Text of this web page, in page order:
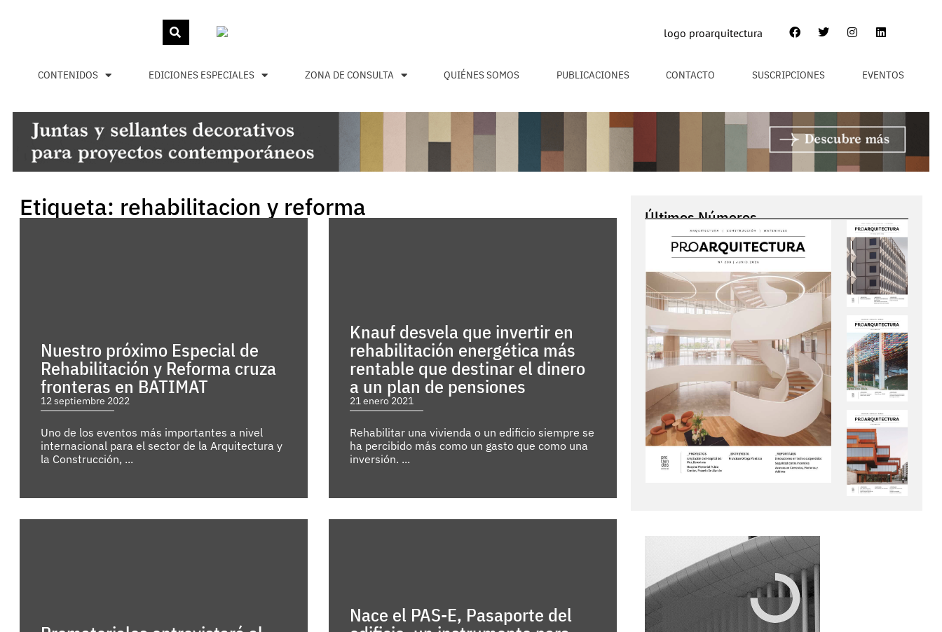
CONTENIDOS EDICIONES ESPECIALES ZONA DE CONSULTA QUIÉNES SOMOS PUBLICACIONES CONTACTO SUSCRIPCIONES EVENTOS
Etiqueta: rehabilitacion y reforma
Nuestro próximo Especial de
Rehabilitación y Reforma cruza
fronteras en BATIMAT
12 septiembre 2022
Uno de los eventos más importantes a nivel
internacional para el sector de la Arquitectura y
la Construcción, ...
Knauf desvela que invertir en
rehabilitación energética más
rentable que destinar el dinero
a un plan de pensiones
21 enero 2021
Rehabilitar una vivienda o un edificio siempre se
ha percibido más como un gasto que como una
inversión. ...
Nace el PAS-E, Pasaporte del
Últimos Números